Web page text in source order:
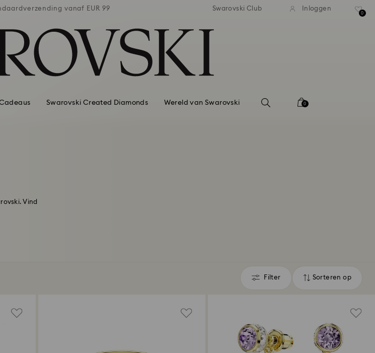
vanaf EUR 99 Gratis standaardverzending vanaf EUR 99 Gratis standaardverzending
Swarovski Club Inloggen
0
Swarovski Created Diamonds Wereld van Swarovski 0
Vind
Filter
Filter Sorteren op
Sorteren